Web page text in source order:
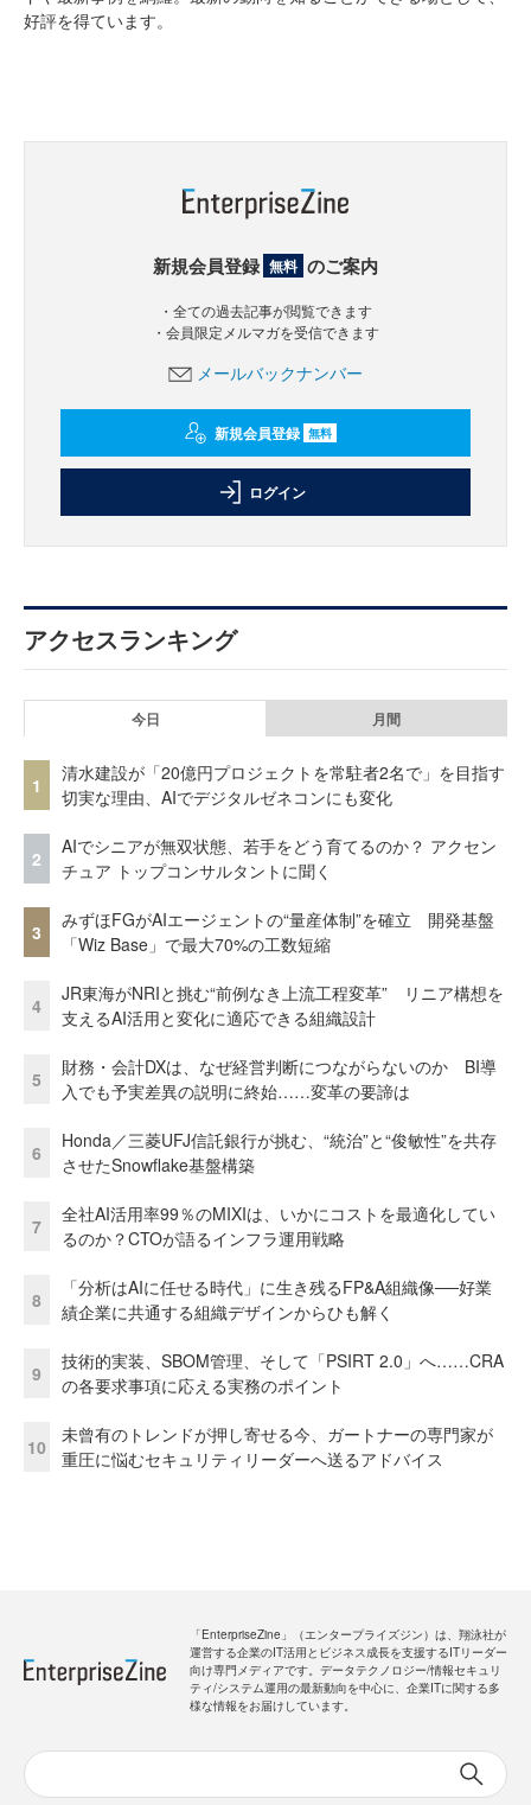
好評を得ています。
新規会員登録 無料 のご案内
・全ての過去記事が閲覧できます
・会員限定メルマガを受信できます
メールバックナンバー
新規会員登録 無料
ログイン
アクセスランキング
今日 月間
1
清水建設が「20億円プロジェクトを常駐者2名で」を目指す
切実な理由、AIでデジタルゼネコンにも変化
2
AIでシニアが無双状態、若手をどう育てるのか？ アクセン
チュア トップコンサルタントに聞く
3
みずほFGがAIエージェントの“量産体制”を確立 開発基盤
「Wiz Base」で最大70%の工数短縮
4
JR東海がNRIと挑む“前例なき上流工程変革” リニア構想を
支えるAI活用と変化に適応できる組織設計
5
財務・会計DXは、なぜ経営判断につながらないのか BI導
入でも予実差異の説明に終始……変革の要諦は
6
Honda／三菱UFJ信託銀行が挑む、“統治”と“俊敏性”を共存
させたSnowflake基盤構築
7
全社AI活用率99％のMIXIは、いかにコストを最適化してい
るのか？CTOが語るインフラ運用戦略
8
「分析はAIに任せる時代」に生き残るFP&A組織像──好業
績企業に共通する組織デザインからひも解く
9
技術的実装、SBOM管理、そして「PSIRT 2.0」へ……CRA
の各要求事項に応える実務のポイント
10
未曾有のトレンドが押し寄せる今、ガートナーの専門家が
重圧に悩むセキュリティリーダーへ送るアドバイス
「EnterpriseZine」（エンタープライズジン）は、翔泳社が
運営する企業のIT活用とビジネス成長を支援するITリーダー
向け専門メディアです。データテクノロジー/情報セキュリ
ティ/システム運用の最新動向を中心に、企業ITに関する多
様な情報をお届けしています。